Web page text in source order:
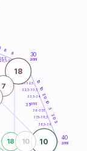
30
anni
40
anni
28,5-29
31-32,5
32,5-33,5
33,5-34
36-37,5
37,5-38,5
38,5-39
8
8
10
10
20
10
3
20
3
10
18
18 10
7
35anni